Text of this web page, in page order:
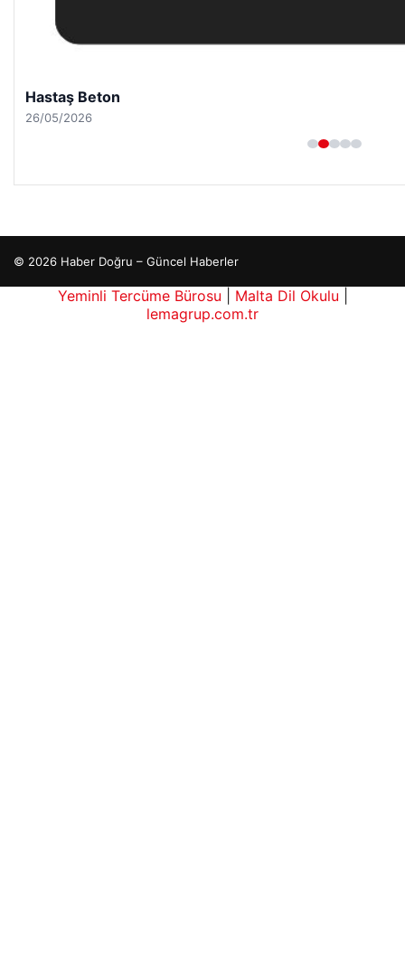
Hastaş Beton
26/05/2026
© 2026 Haber Doğru – Güncel Haberler
Yeminli Tercüme Bürosu Malta Dil Okulu
lemagrup.com.tr